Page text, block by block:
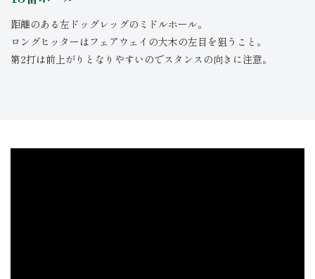
距離のある左ドッグレッグのミドルホール。
ロングヒッターはフェアウェイの大木の左目を狙うこと。
第2打は前上がりとなりやすいのでスタンスの向きに注意。